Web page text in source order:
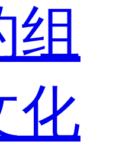
组
化